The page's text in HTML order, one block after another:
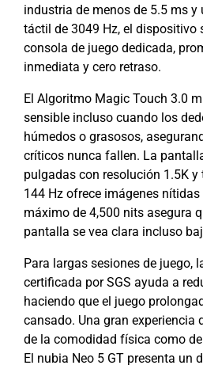
industria de menos de 5.5 ms y
táctil de 3049 Hz, el dispositivo
consola de juego dedicada,
inmediata y cero retraso.
El Algoritmo Magic Touch 3.0
sensible incluso cuando los
húmedos o grasosos,
críticos nunca fallen. La
pulgadas con resolución 1.5K y
144 Hz ofrece imágenes
máximo de 4,500 nits asegura
pantalla se vea clara incluso
Para largas sesiones de juego,
certificada por SGS ayuda a
haciendo que el juego
cansado. Una gran experiencia
de la comodidad física como
El nubia Neo 5 GT presenta un